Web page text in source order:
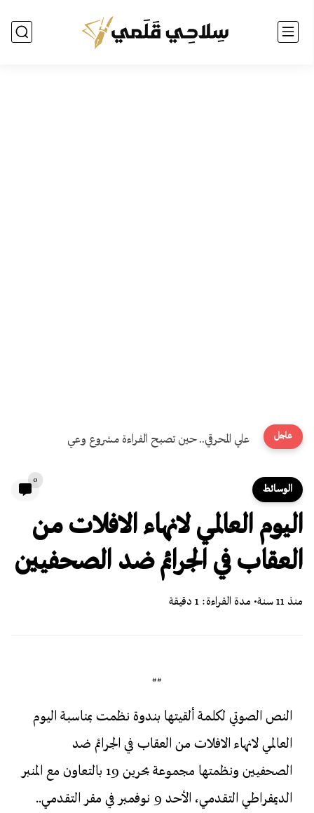
عاجل علي المحرقي.. حين تصبح القراءة مشروع وعي
الوسائط
0
اليوم العالمي لانهاء الافلات من
العقاب في الجرائم ضد الصحفيين
منذ 11 سنة • مدة القراءة: 1 دقيقة
##
النص الصوتي لكلمة ألقيتها بندوة نظمت بمناسبة اليوم
العالمي لانهاء الافلات من العقاب في الجرائم ضد
الصحفيين ونظمتها مجموعة بحرين 19 بالتعاون مع المنبر
الديمقراطي التقدمي، الأحد 9 نوفمبر في مقر التقدمي..